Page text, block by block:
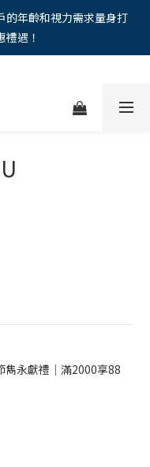
遇 9 折無上限，12期分期
的年齡和視力需求量身打
遇！
遇 9 折無上限，12期分期
雋永獻禮｜滿2000享88